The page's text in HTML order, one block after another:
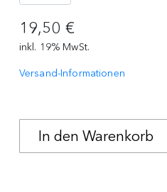
19,50 €
inkl. 19% MwSt.
Versand-Informationen